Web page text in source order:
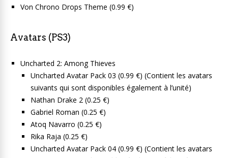
Von Chrono Drops Theme (0.99 €)
Avatars (PS3)
Uncharted 2: Among Thieves
Uncharted Avatar Pack 03 (0.99 €) (Contient les avatars
suivants qui sont disponibles également à l’unité)
Nathan Drake 2 (0.25 €)
Gabriel Roman (0.25 €)
Atoq Navarro (0.25 €)
Rika Raja (0.25 €)
Uncharted Avatar Pack 04 (0.99 €) (Contient les avatars